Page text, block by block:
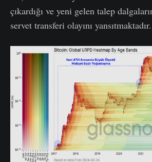
çıkardığı ve yeni gelen talep
servet transferi olayını yansıtmaktadır.